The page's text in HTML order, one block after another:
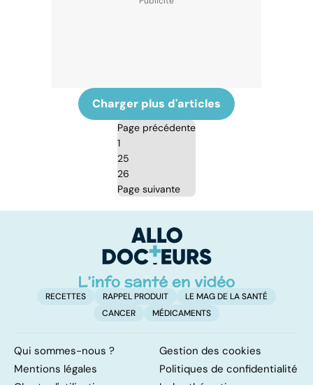
Charger plus d'articles
Page précédente
1
25
26
Page suivante
RECETTES RAPPEL PRODUIT
LE MAG DE LA SANTÉ
CANCER
MÉDICAMENTS
Qui sommes-nous ?
Gestion des cookies
Mentions légales
Politiques de confidentialité